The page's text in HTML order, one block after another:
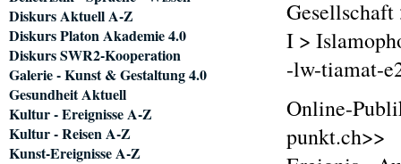
Gesellschaft
I >
-lw-tiamat-
Online-
punkt.ch>>
Diskurs Aktuell A-Z
Diskurs Platon Akademie 4.0
Diskurs SWR2-Kooperation
Galerie - Kunst & Gestaltung 4.0
Gesundheit Aktuell
Kultur - Ereignisse A-Z
Kultur - Reisen A-Z
Kunst-Ereignisse A-Z